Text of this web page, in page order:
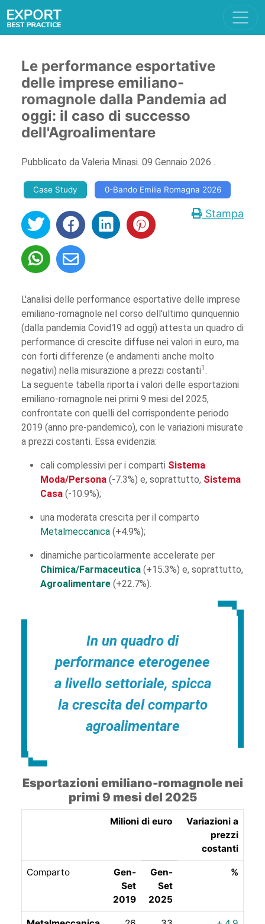
Le performance esportative
delle imprese emiliano-
romagnole dalla Pandemia ad
oggi: il caso di successo
dell'Agroalimentare
Pubblicato da Valeria Minasi. 09 Gennaio 2026 .
Case Study 0-Bando Emilia Romagna 2026
Stampa
L'analisi delle performance esportative delle imprese
emiliano-romagnole nel corso dell'ultimo quinquennio
(dalla pandemia Covid19 ad oggi) attesta un quadro di
performance di crescite diffuse nei valori in euro, ma
con forti differenze (e andamenti anche molto
negativi) nella misurazione a prezzi costanti1 .
La seguente tabella riporta i valori delle esportazioni
emiliano-romagnole nei primi 9 mesi del 2025,
confrontate con quelli del corrispondente periodo
2019 (anno pre-pandemico), con le variazioni misurate
a prezzi costanti. Essa evidenzia:
cali complessivi per i comparti Sistema
Moda/Persona (-7.3%) e, soprattutto, Sistema
Casa (-10.9%);
una moderata crescita per il comparto
Metalmeccanica (+4.9%);
dinamiche particolarmente accelerate per
Chimica/Farmaceutica (+15.3%) e, soprattutto,
Agroalimentare (+22.7%).
In un quadro di
performance eterogenee
a livello settoriale, spicca
la crescita del comparto
agroalimentare
Esportazioni emiliano-romagnole nei
primi 9 mesi del 2025
Milioni di euro
Variazioni a
prezzi
costanti
Comparto
Gen-
Set
2019
Gen-
Set
2025
%